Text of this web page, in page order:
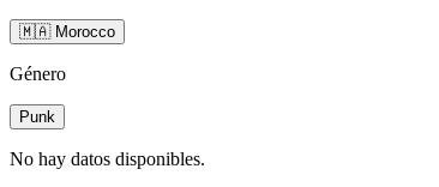
🇲🇦 Morocco
Género
Punk
No hay datos disponibles.